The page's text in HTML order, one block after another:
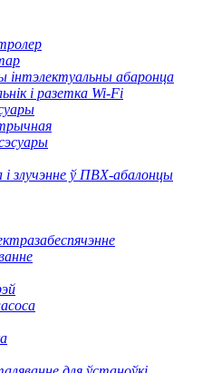
інтэлектуальны абаронца
і разетка Wi-Fi
злучэнне ў ПВХ-абалонцы